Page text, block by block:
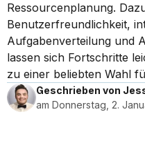
Ressourcenplanung.
Benutzerfreundlichkeit,
Aufgabenverteilung und
lassen sich Fortschritte
zu einer beliebten Wahl
Geschrieben von
am Donnerstag, 2.